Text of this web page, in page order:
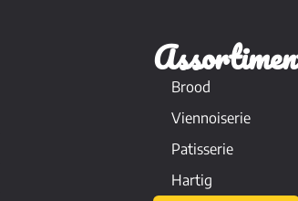
Brood
Viennoiserie
Patisserie
Hartig